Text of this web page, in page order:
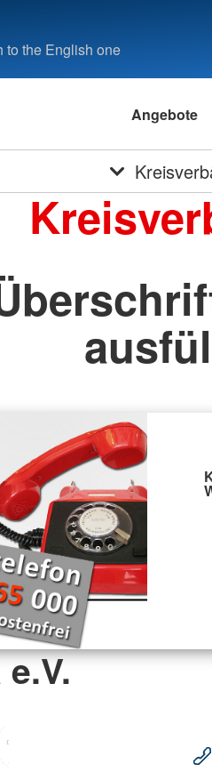
to the English one
Angebote